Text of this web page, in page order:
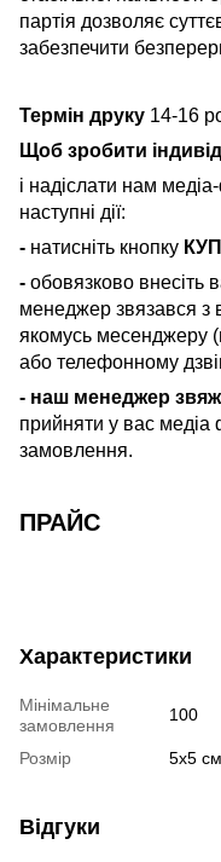
партія дозволяє
забезпечити
Термін друку 14-16
Щоб зробити
і надіслати нам
наступні дії:
- натисніть кнопку
- обовязково внесіть
менеджер звязався з
якомусь месенджеру
або телефонному
- наш менеджер
прийняти у вас медіа
замовлення.
ПРАЙС
Характеристики
Мінімальне
замовлення
100
Розмір 5х5 см
Відгуки